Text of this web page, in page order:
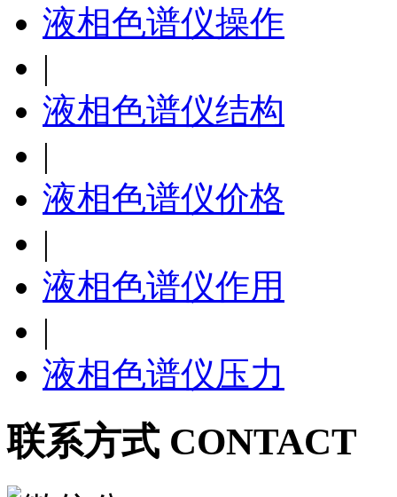
液相色谱仪操作
|
液相色谱仪结构
|
液相色谱仪价格
|
液相色谱仪作用
|
液相色谱仪压力
联系方式 CONTACT